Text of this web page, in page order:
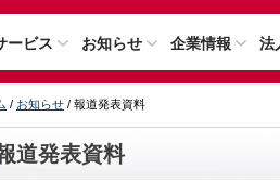
ービス お知らせ 企業情報 法
/ お知らせ / 報道発表資料
道発表資料